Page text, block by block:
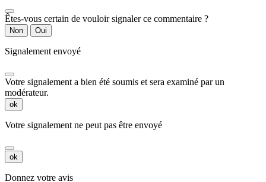
Êtes-vous certain de vouloir signaler ce commentaire ?
Non Oui
Signalement envoyé
Votre signalement a bien été soumis et sera examiné par un
modérateur.
ok
Votre signalement ne peut pas être envoyé
ok
Donnez votre avis